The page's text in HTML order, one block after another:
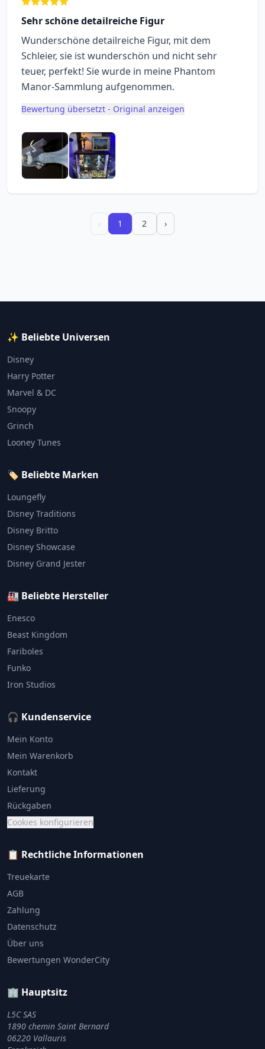
Sehr schöne detailreiche Figur
Wunderschöne detailreiche Figur, mit dem
Schleier, sie ist wunderschön und nicht sehr
teuer, perfekt! Sie wurde in meine Phantom
Manor-Sammlung aufgenommen.
Bewertung übersetzt - Original anzeigen
‹ 1 2 ›
✨ Beliebte Universen
Disney
Harry Potter
Marvel & DC
Snoopy
Grinch
Looney Tunes
🏷️ Beliebte Marken
Loungefly
Disney Traditions
Disney Britto
Disney Showcase
Disney Grand Jester
🏭 Beliebte Hersteller
Enesco
Beast Kingdom
Fariboles
Funko
Iron Studios
🎧 Kundenservice
Mein Konto
Mein Warenkorb
Kontakt
Lieferung
Rückgaben
Cookies konfigurieren
📋 Rechtliche Informationen
Treuekarte
AGB
Zahlung
Datenschutz
Über uns
Bewertungen WonderCity
🏢 Hauptsitz
L5C SAS
1890 chemin Saint Bernard
06220 Vallauris